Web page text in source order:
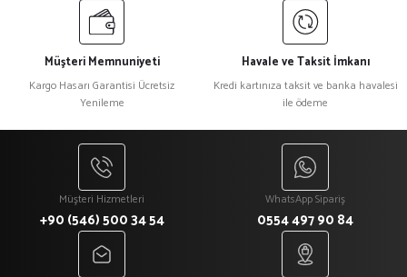
Müşteri Memnuniyeti
Kargo Hasarı Garantisi Ücretsiz
Yenileme
Havale ve Taksit İmkanı
Kredi kartınıza taksit ve banka havalesi
ile ödeme
Müşteri Hizmetleri
+90 (546) 500 34 54
WhatsApp Sipariş
0554 497 90 84